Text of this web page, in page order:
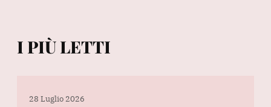
I PIÙ LETTI
28 Luglio 2026